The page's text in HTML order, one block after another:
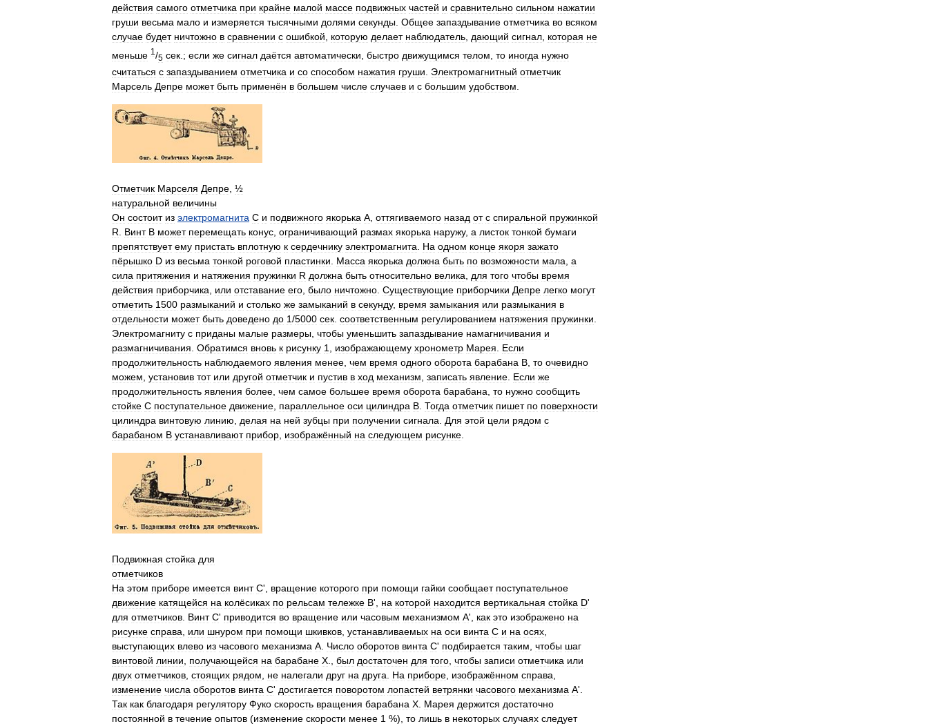
действия самого отметчика при крайне малой массе подвижных частей и сравнительно сильном нажатии
груши весьма мало и измеряется тысячными долями секунды Общее запаздывание отметчика во всяком
случае будет ничтожно в сравнении с ошибкой которую делает наблюдатель дающий сигнал которая не
меньше 1 /5 сек .; если же сигнал даётся автоматически быстро движущимся телом то иногда нужно
считаться с запаздыванием отметчика и со способом нажатия груши. Электромагнитный отметчик
Марсель Депре может быть применён в большем числе случаев и с большим удобством.
Отметчик Марселя Депре, ½
натуральной величины
Он состоит из электромагнита С и подвижного якорька А, оттягиваемого назад от с спиральной пружинкой
R. Винт B может перемещать конус, ограничивающий размах якорька наружу, а листок тонкой бумаги
препятствует ему пристать вплотную к сердечнику электромагнита. На одном конце якоря зажато
пёрышко D из весьма тонкой роговой пластинки. Масса якорька должна быть по возможности мала, а
сила притяжения и натяжения пружинки R должна быть относительно велика, для того чтобы время
действия приборчика, или отставание его, было ничтожно. Существующие приборчики Депре легко могут
отметить 1500 размыканий и столько же замыканий в секунду, время замыкания или размыкания в
отдельности может быть доведено до 1/5000 сек. соответственным регулированием натяжения пружинки.
Электромагниту с приданы малые размеры, чтобы уменьшить запаздывание намагничивания и
размагничивания. Обратимся вновь к рисунку 1, изображающему хронометр Марея. Если
продолжительность наблюдаемого явления менее, чем время одного оборота барабана В, то очевидно
можем, установив тот или другой отметчик и пустив в ход механизм, записать явление. Если же
продолжительность явления более, чем самое большее время оборота барабана, то нужно сообщить
стойке С поступательное движение, параллельное оси цилиндра В. Тогда отметчик пишет по поверхности
цилиндра винтовую линию, делая на ней зубцы при получении сигнала. Для этой цели рядом с
барабаном В устанавливают прибор, изображённый на следующем рисунке.
Подвижная стойка для
отметчиков
На этом приборе имеется винт С', вращение которого при помощи гайки сообщает поступательное
движение катящейся на колёсиках по рельсам тележке В', на которой находится вертикальная стойка D'
для отметчиков Винт С' приводится во вращение или часовым механизмом А', как это изображено на
рисунке справа или шнуром при помощи шкивков устанавливаемых на оси винта C и на осях
выступающих влево из часового механизма А Число оборотов винта С' подбирается таким чтобы шаг
винтовой линии получающейся на барабане X был достаточен для того чтобы записи отметчика или
двух отметчиков стоящих рядом не налегали друг на друга На приборе изображённом справа
изменение числа оборотов винта С' достигается поворотом лопастей ветрянки часового механизма А'.
Так как благодаря регулятору Фуко скорость вращения барабана X Марея держится достаточно
постоянной в течение опытов (изменение скорости менее 1 %), то лишь в некоторых случаях следует